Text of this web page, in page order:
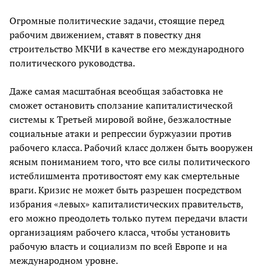
Огромные политические задачи, стоящие перед
рабочим движением, ставят в повестку дня
строительство МКЧИ в качестве его международного
политического руководства.
Даже самая масштабная всеобщая забастовка не
сможет остановить сползание капиталистической
системы к Третьей мировой войне, безжалостные
социальные атаки и репрессии буржуазии против
рабочего класса. Рабочий класс должен быть вооружен
ясным пониманием того, что все силы политического
истеблишмента противостоят ему как смертельные
враги. Кризис не может быть разрешен посредством
избрания «левых» капиталистических правительств,
его можно преодолеть только путем передачи власти
организациям рабочего класса, чтобы установить
рабочую власть и социализм по всей Европе и на
международном уровне.